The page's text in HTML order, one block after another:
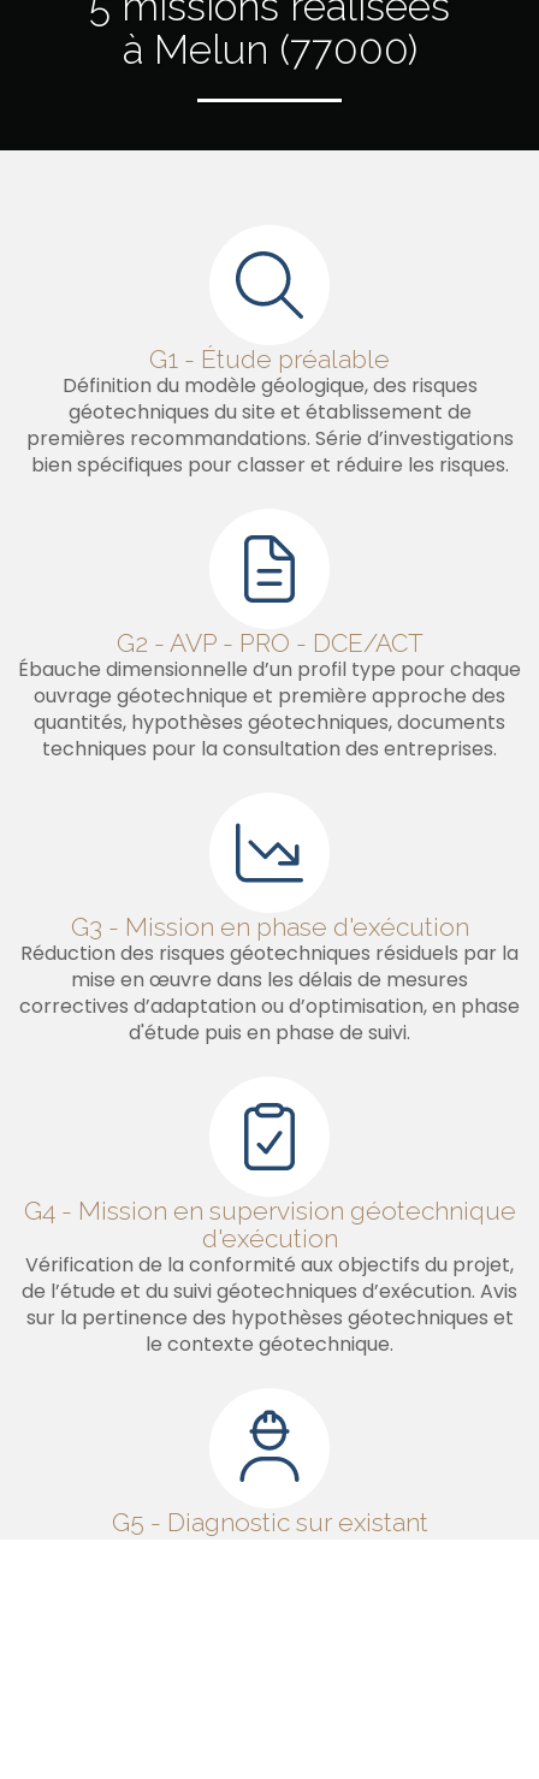
à Melun (77000)
G1 - Étude préalable
Définition du modèle géologique, des risques
géotechniques du site et établissement de
premières recommandations. Série d’investigations
bien spécifiques pour classer et réduire les risques.
G2 - AVP - PRO - DCE/ACT
Ébauche dimensionnelle d’un profil type pour chaque
ouvrage géotechnique et première approche des
quantités, hypothèses géotechniques, documents
techniques pour la consultation des entreprises.
G3 - Mission en phase d'exécution
Réduction des risques géotechniques résiduels par la
mise en œuvre dans les délais de mesures
correctives d’adaptation ou d’optimisation, en phase
d'étude puis en phase de suivi.
G4 - Mission en supervision géotechnique
d'exécution
Vérification de la conformité aux objectifs du projet,
de l’étude et du suivi géotechniques d’exécution. Avis
sur la pertinence des hypothèses géotechniques et
le contexte géotechnique.
G5 - Diagnostic sur existant